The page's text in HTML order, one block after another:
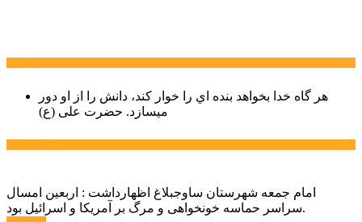
هر گاه خدا بخواهد بنده اي را خوار كند، دانش را از او دور
میسازد. حضرت علی (ع)
امام جمعه شهرستان ساوجبلاغ اظهارداشت : اربعین امسال
سراسر حماسه خونخواهی و مرگ بر آمریکا و اسرائیل بود.